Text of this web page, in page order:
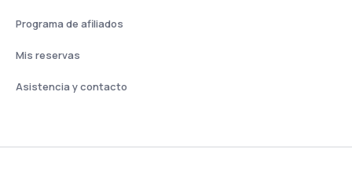
Programa de afiliados
Mis reservas
Asistencia y contacto